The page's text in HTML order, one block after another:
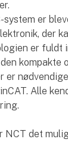
er
der
er fuldt
kompakte
er
Alle
NCT det